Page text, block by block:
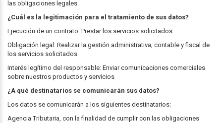
las obligaciones legales.
¿Cuál es la legitimación para el tratamiento de sus datos?
Ejecución de un contrato: Prestar los servicios solicitados
Obligación legal: Realizar la gestión administrativa, contable y fiscal de
los servicios solicitados
Interés legítimo del responsable: Enviar comunicaciones comerciales
sobre nuestros productos y servicios
¿A qué destinatarios se comunicarán sus datos?
Los datos se comunicarán a los siguientes destinatarios:
Agencia Tributaria, con la finalidad de cumplir con las obligaciones